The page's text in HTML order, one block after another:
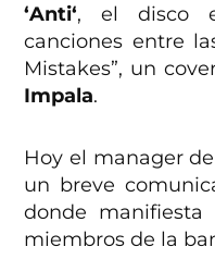
‘Anti‘, el disco
canciones entre
Mistakes”, un
Impala.
Hoy el manager
un breve
donde
miembros de la